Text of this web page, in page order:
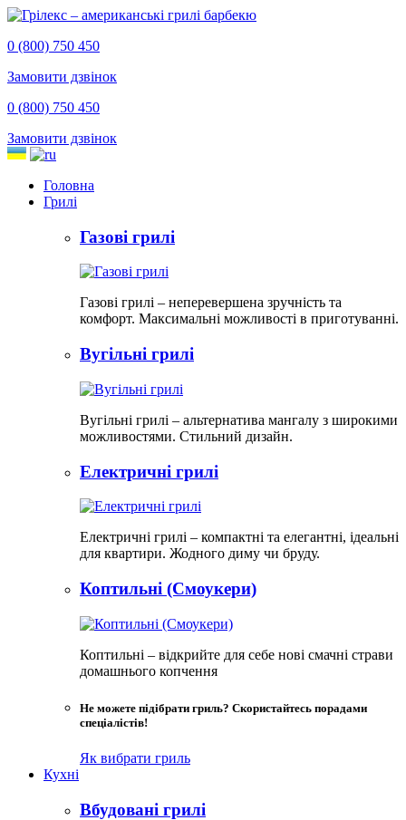
0 (800) 750 450
Замовити дзвінок
0 (800) 750 450
Замовити дзвінок
Головна
Грилі
Газові грилі
Газові грилі – неперевершена зручність та
комфорт. Максимальні можливості в приготуванні.
Вугільні грилі
Вугільні грилі – альтернатива мангалу з широкими
можливостями. Стильний дизайн.
Електричні грилі
Електричні грилі – компактні та елегантні, ідеальні
для квартири. Жодного диму чи бруду.​
Коптильні (Смоукери)
Коптильні – відкрийте для себе нові смачні страви
домашнього копчення
Не можете підібрати гриль? Скористайтесь порадами
спеціалістів!
Як вибрати гриль
Кухні
Вбудовані грилі